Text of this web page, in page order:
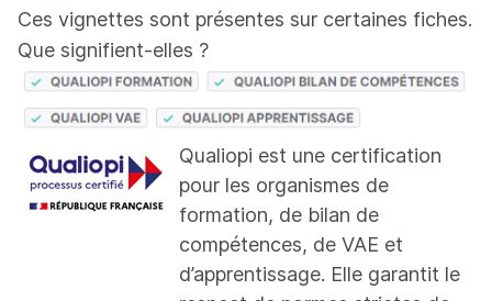
Ces vignettes sont présentes sur certaines fiches.
Que signifient-elles ?
Qualiopi est une certification
pour les organismes de
formation, de bilan de
compétences, de VAE et
d’apprentissage. Elle garantit le